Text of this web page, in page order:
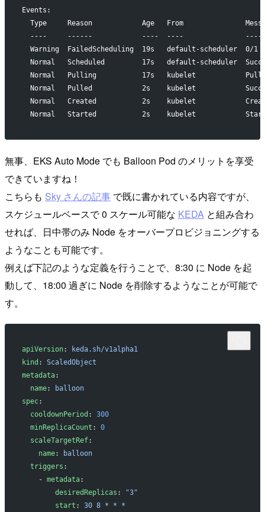
Events:
Type     Reason            Age   From
----     ------            ----  ----
Warning  FailedScheduling  19s   default-scheduler  0/1
Normal   Scheduled         17s   default-scheduler
Normal   Pulling           17s   kubelet
Normal   Pulled            2s    kubelet
Normal   Created           2s    kubelet
Normal   Started           2s    kubelet
無事、EKS Auto Mode でも Balloon Pod のメリットを享受
できていますね！
こちらも Sky さんの記事 で既に書かれている内容ですが、
スケジュールベースで 0 スケール可能な KEDA と組み合わ
せれば、日中帯のみ Node をオーバープロビジョニングする
ようなことも可能です。
例えば下記のような定義を行うことで、8:30 に Node を起
動して、18:00 過ぎに Node を削除するようなことが可能で
す。
apiVersion:
keda.sh/v1alpha1
kind : ScaledObject
metadata:
  name
:
balloon
spec:
  cooldownPeriod
: 300
  minReplicaCount
: 0
  scaleTargetRef
:
    name
:
balloon
  triggers
:
    -
metadata:
        desiredReplicas
:
"3"
        start
: 30 8 * * *